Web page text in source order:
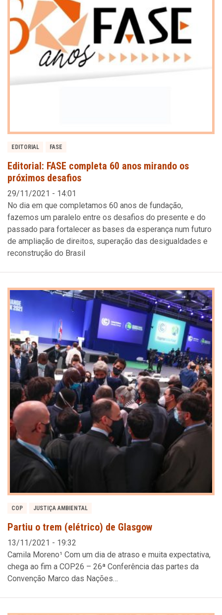
EDITORIAL FASE
Editorial: FASE completa 60 anos mirando os
próximos desafios
29/11/2021 - 14:01
No dia em que completamos 60 anos de fundação,
fazemos um paralelo entre os desafios do presente e do
passado para fortalecer as bases da esperança num futuro
de ampliação de direitos, superação das desigualdades e
reconstrução do Brasil
COP JUSTIÇA AMBIENTAL
Partiu o trem (elétrico) de Glasgow
13/11/2021 - 19:32
Camila Moreno¹ Com um dia de atraso e muita expectativa,
chega ao fim a COP26 – 26ª Conferência das partes da
Convenção Marco das Nações…